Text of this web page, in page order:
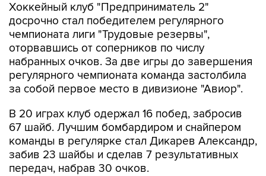
Хоккейный клуб "Предприниматель 2"
досрочно стал победителем регулярного
чемпионата лиги "Трудовые резервы",
оторвавшись от соперников по числу
набранных очков. За две игры до завершения
регулярного чемпионата команда застолбила
за собой первое место в дивизионе "Авиор".
В 20 играх клуб одержал 16 побед, забросив
67 шайб. Лучшим бомбардиром и снайпером
команды в регулярке стал Дикарев Александр,
забив 23 шайбы и сделав 7 результативных
передач, набрав 30 очков.